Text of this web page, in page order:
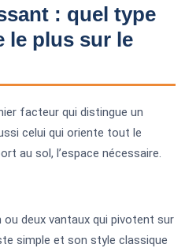
: quel type
le plus sur le
facteur qui distingue un
celui qui oriente tout le
au sol, l’espace nécessaire.
deux vantaux qui pivotent sur
simple et son style classique